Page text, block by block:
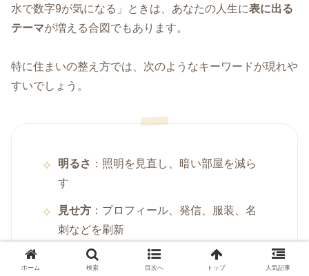
水で数字9が気になる」ときは、あなたの人生に表に出る
テーマが増える合図でもあります。
特に住まいの整え方では、次のようなキーワードが現れや
すいでしょう。
明るさ ：照明を見直し、暗い部屋を減ら
す
見せ方 ：プロフィール、発信、服装、名
刺などを刷新
：南側の窓、リビングの空気感を整え
ホーム 検索 目次へ トップ 人気記事